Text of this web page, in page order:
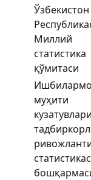
Ўзбекистон
Миллий
статистика
қўмитаси
муҳити